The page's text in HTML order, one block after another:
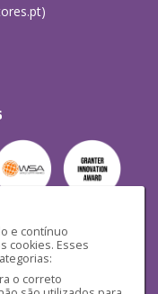
e contínuo
cookies. Esses
o correto
)